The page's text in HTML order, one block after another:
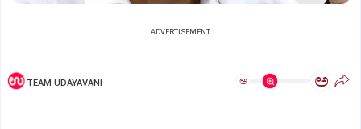
ADVERTISEMENT
TEAM UDAYAVANI ಅ ಅ